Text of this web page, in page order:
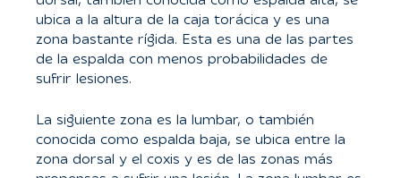
ubica a la altura de la caja torácica y es una
zona bastante rígida. Esta es una de las partes
de la espalda con menos probabilidades de
sufrir lesiones.
La siguiente zona es la lumbar, o también
conocida como espalda baja, se ubica entre la
zona dorsal y el coxis y es de las zonas más